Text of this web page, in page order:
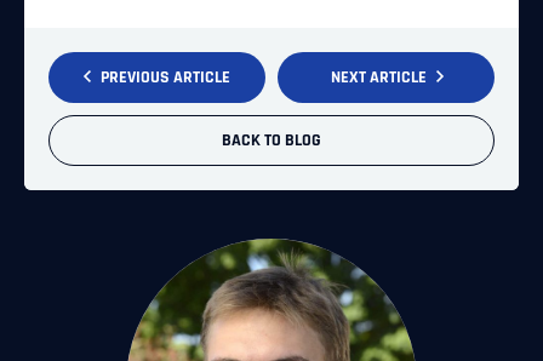
PREVIOUS ARTICLE
BACK TO BLOG
NEXT ARTICLE